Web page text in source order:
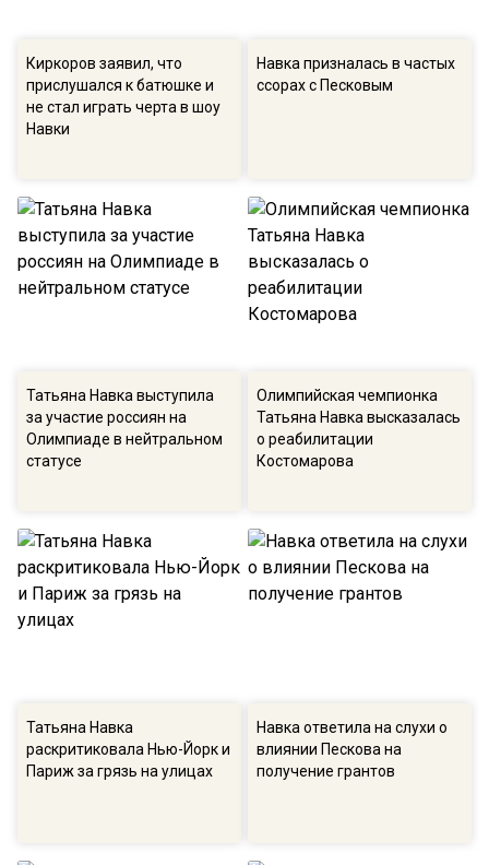
Киркоров заявил, что
прислушался к батюшке и
не стал играть черта в шоу
Навки
Навка призналась в частых
ссорах с Песковым
Татьяна Навка выступила
за участие россиян на
Олимпиаде в нейтральном
статусе
Олимпийская чемпионка
Татьяна Навка высказалась
о реабилитации
Костомарова
Татьяна Навка
раскритиковала Нью-Йорк и
Париж за грязь на улицах
Навка ответила на слухи о
влиянии Пескова на
получение грантов